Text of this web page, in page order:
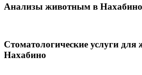
Анализы животным в Нахабино
Стоматологические услуги
Нахабино